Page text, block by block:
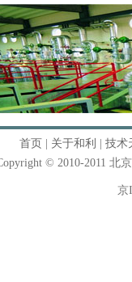
首页 关于和利
技术
© 2010-2011 北
京